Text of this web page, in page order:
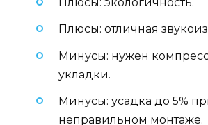
Плюсы: отличная
Минусы: нужен
укладки.
Минусы: усадка до 5%
неправильном монтаже.